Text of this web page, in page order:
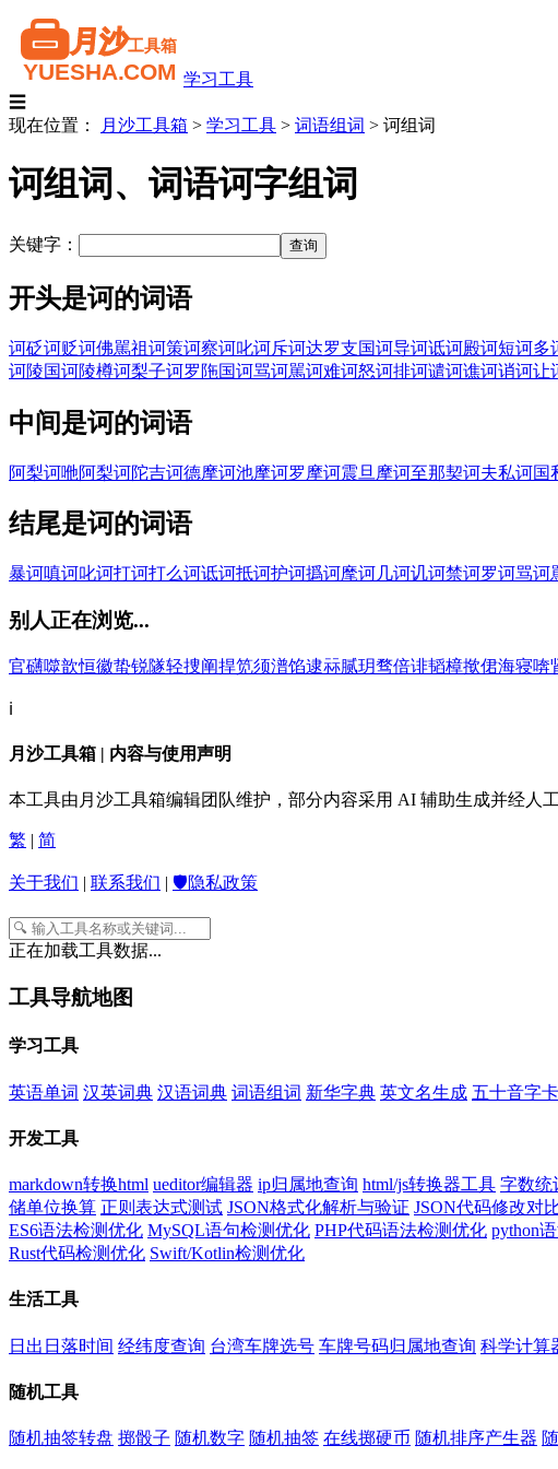
学习工具
☰
现在位置：
月沙工具箱 > 学习工具 > 词语组词 > 诃组词
诃组词、词语诃字组词
关键字：
开头是诃的词语
诃砭诃贬诃佛駡祖诃策诃察诃叱诃斥诃达罗支国诃导诃诋诃殿诃短诃多
诃陵国诃陵樽诃梨子诃罗陁国诃骂诃駡诃难诃怒诃排诃谴诃谯诃诮诃让
中间是诃的词语
阿梨诃咃阿梨诃陀吉诃德摩诃池摩诃罗 摩诃震旦 摩诃至那契诃夫私诃国
结尾是诃的词语
暴诃嗔诃叱诃打诃打么诃诋诃抵诃护诃撝诃麾诃几诃讥诃禁诃罗诃骂诃
别人正在浏览...
官礴噬歆恒徽蛰锐隧轻捜阐捍笕须潽馅逮祘腻玥骛倍诽韬樟揿侰海寝喯
ℹ️
月沙工具箱 | 内容与使用声明
本工具由月沙工具箱编辑团队维护，部分内容采用 AI 辅助生成并经人
繁 | 简
关于我们 | 联系我们 | 🛡️隐私政策
正在加载工具数据...
工具导航地图
学习工具
英语单词 汉英词典 汉语词典 词语组词 新华字典 英文名生成 五十音字卡
开发工具
markdown转换html ueditor编辑器 ip归属地查询 html/js转换器工具 字数统
储单位换算 正则表达式测试 JSON格式化解析与验证 JSON代码修改对
ES6语法检测优化 MySQL语句检测优化 PHP代码语法检测优化 python
Rust代码检测优化 Swift/Kotlin检测优化
生活工具
日出日落时间 经纬度查询 台湾车牌选号 车牌号码归属地查询 科学计算
随机工具
随机抽签转盘 掷骰子 随机数字 随机抽签 在线掷硬币 随机排序产生器